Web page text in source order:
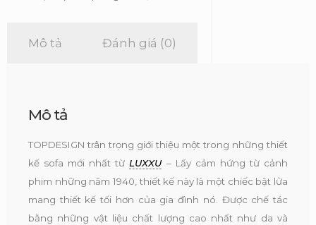
Luxxu
Mô tả Đánh giá (0)
Mô tả
TOPDESIGN trân trọng giới thiệu một trong những thiết
kế sofa mới nhất từLUXXU– Lấy cảm hứng từ cảnh
phim những năm 1940, thiết kế này là một chiếc bật lửa
mang thiết kế tối hơn của gia đình nó. Được chế tác
bằng những vật liệu chất lượng cao nhất như da và